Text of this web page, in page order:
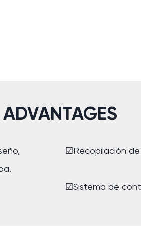
ADVANTAGES
☑Recopilación
☑Sistema de